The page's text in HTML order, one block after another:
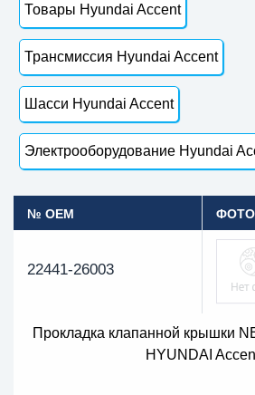
Товары Hyundai Accent
Трансмиссия Hyundai Accent
Шасси Hyundai Accent
Электрооборудование Hyundai
№ OEM ФОТО
22441-26003
Прокладка клапанной крышки
HYUNDAI